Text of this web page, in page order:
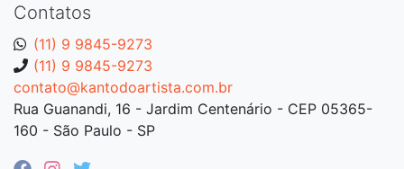
Contatos
(11) 9 9845-9273
(11) 9 9845-9273
contato@kantodoartista.com.br
Rua Guanandi, 16 - Jardim Centenário - CEP 05365-
160 - São Paulo - SP